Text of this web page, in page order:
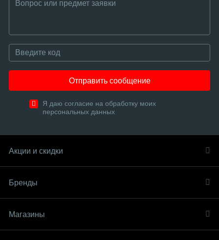
Отправить сообщение
Я даю согласие на обработку моих
персональных данных
Акции и скидки
Бренды
Магазины